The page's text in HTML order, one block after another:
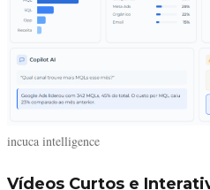
incuca intelligence
Vídeos Curtos e